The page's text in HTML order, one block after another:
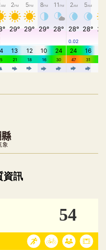
象
覺預覽，完整即時空